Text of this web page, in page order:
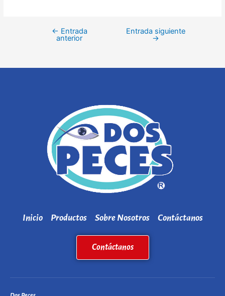
← Entrada
anterior
Entrada siguiente
→
Inicio Productos Sobre Nosotros Contáctanos
Contáctanos